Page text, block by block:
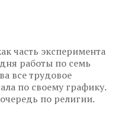
часть эксперимента
работы по семь
все трудовое
по своему графику.
по религии.